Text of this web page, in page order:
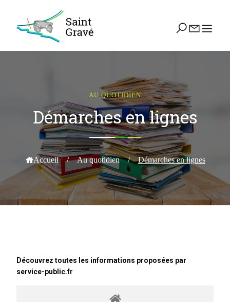
AU QUOTIDIEN
Démarches en lignes
Accueil / Au quotidien / Démarches en lignes
Découvrez toutes les informations proposées par
service-public.fr